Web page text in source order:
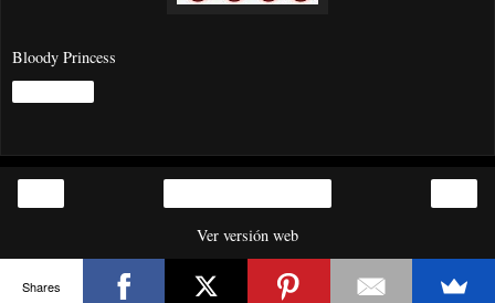
Bloody Princess
Ver versión web
Shares